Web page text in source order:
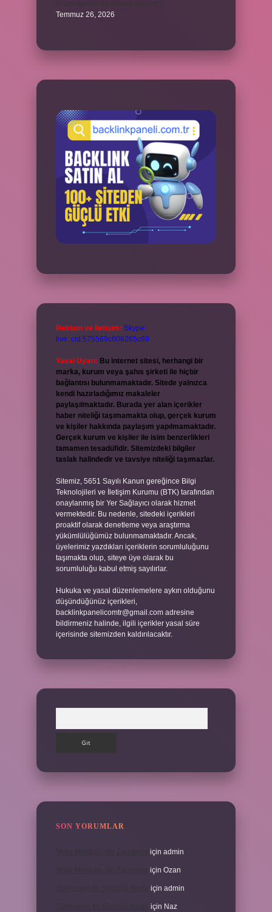
Temmuz 26, 2026
Reklam ve İletişim: Skype:
live:.cid.575569c608265c69
Yasal Uyarı: Bu internet sitesi, herhangi bir
marka, kurum veya şahıs şirketi ile hiçbir
bağlantısı bulunmamaktadır. Sitede yalnızca
kendi hazırladığımız makaleler
paylaşılmaktadır. Burada yer alan içerikler
haber niteliği taşımamakta olup, gerçek kurum
ve kişiler hakkında paylaşım yapılmamaktadır.
Gerçek kurum ve kişiler ile isim benzerlikleri
tamamen tesadüfidir. Sitemizdeki bilgiler
taslak halindedir ve tavsiye niteliği taşımazlar.
Sitemiz, 5651 Sayılı Kanun gereğince Bilgi
Teknolojileri ve İletişim Kurumu (BTK) tarafından
onaylanmış bir Yer Sağlayıcı olarak hizmet
vermektedir. Bu nedenle, sitedeki içerikleri
proaktif olarak denetleme veya araştırma
yükümlülüğümüz bulunmamaktadır. Ancak,
üyelerimiz yazdıkları içeriklerin sorumluluğunu
taşımakta olup, siteye üye olarak bu
sorumluluğu kabul etmiş sayılırlar.
Hukuka ve yasal düzenlemelere aykırı olduğunu
düşündüğünüz içerikleri,
backlinkpanelicomtr@gmail.com adresine
bildirmeniz halinde, ilgili içerikler yasal süre
içerisinde sitemizden kaldırılacaktır.
SON YORUMLAR
için admin
için Ozan
için admin
için Naz